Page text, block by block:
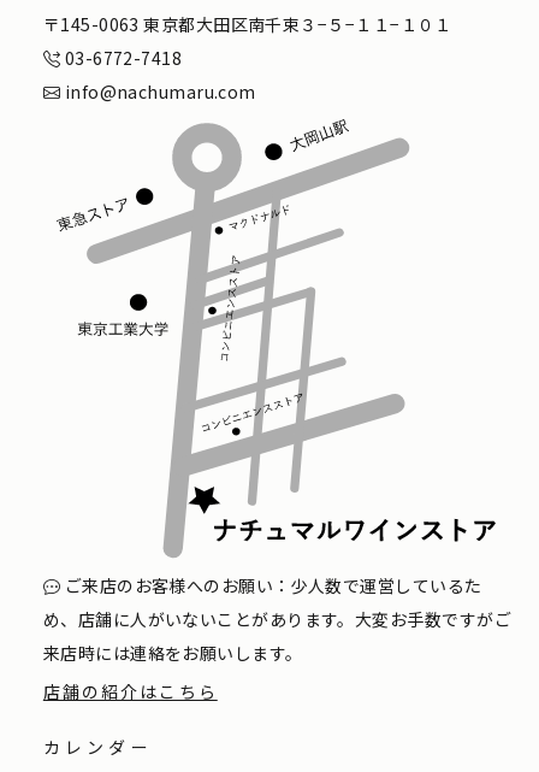
〒145-0063 東京都大田区南千束３−５−１１−１０１
03-6772-7418
info@nachumaru.com
ご来店のお客様へのお願い：少人数で運営しているた
め、店舗に人がいないことがあります。大変お手数ですがご
来店時には連絡をお願いします。
店舗の紹介はこちら
カレンダー